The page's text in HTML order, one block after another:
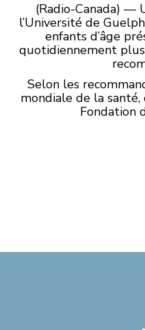
(Radio-Canada) —
l’Université de
enfants d’âge
quotidiennement
Selon les
mondiale de la
Fondation